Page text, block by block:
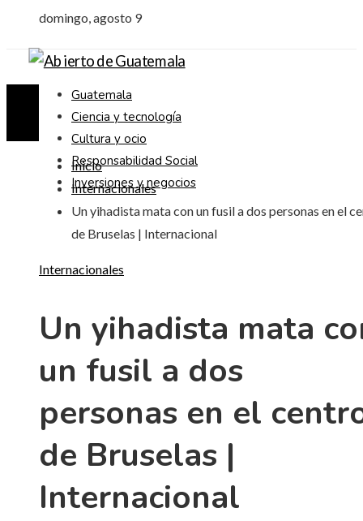
domingo, agosto 9
Guatemala
Ciencia y tecnología
Cultura y ocio
Responsabilidad Social
Inversiones y negocios
Inicio
Internacionales
Un yihadista mata con un fusil a dos personas en el
de Bruselas | Internacional
Internacionales
Un yihadista mata
un fusil a dos
personas en el
de Bruselas |
Internacional